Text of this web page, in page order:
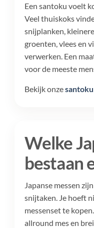
Een santoku voelt
Veel thuiskoks
snijplanken,
groenten, vlees en
verwerken. Een
voor de meeste
Bekijk onze
Welke
bestaan
Japanse messen
snijtaken. Je hoeft
messenset te
allround mes en